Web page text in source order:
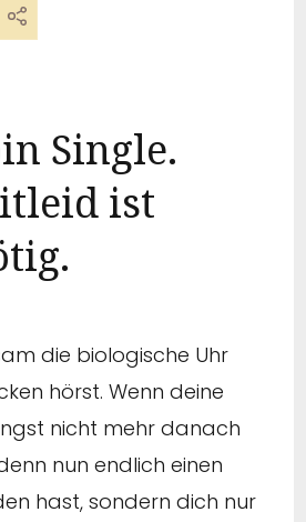
Single.
ist
die biologische Uhr
hörst. Wenn deine
nicht mehr danach
nun endlich einen
hast, sondern dich nur